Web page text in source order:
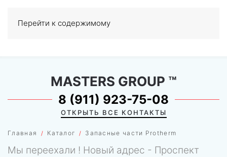
Перейти к содержимому
0
Главная Каталог Запасные части Protherm
MASTERS GROUP ™
8 (911) 923-75-08
ОТКРЫТЬ ВСЕ КОНТАКТЫ
Мы переехали ! Новый адрес - Проспект